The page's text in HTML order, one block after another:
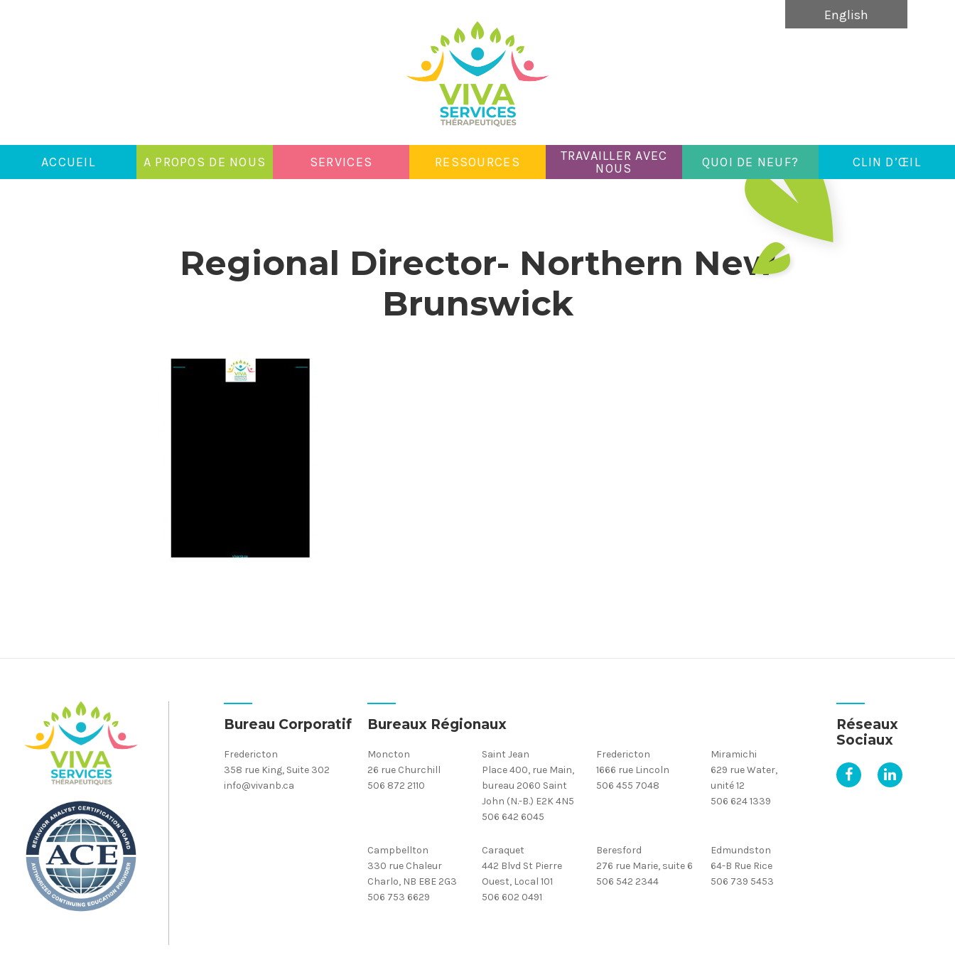
English
ACCUEIL A PROPOS DE NOUS SERVICES RESSOURCES
TRAVAILLER AVEC
NOUS
QUOI DE NEUF? CLIN D’ŒIL
Regional Director- Northern New
Brunswick
Bureau Corporatif
Fredericton
358 rue King, Suite 302
info@vivanb.ca
Bureaux Régionaux
Moncton
26 rue Churchill
506 872 2110
Saint Jean
Place 400, rue Main,
bureau 2060 Saint
John (N.-B.) E2K 4N5
506 642 6045
Fredericton
1666 rue Lincoln
506 455 7048
Miramichi
629 rue Water,
unité 12
506 624 1339
Campbellton
330 rue Chaleur
Charlo, NB E8E 2G3
506 753 6629
Caraquet
442 Blvd St Pierre
Ouest, Local 101
506 602 0491
Beresford
276 rue Marie, suite 6
506 542 2344
Edmundston
64-B Rue Rice
506 739 5453
Réseaux
Sociaux